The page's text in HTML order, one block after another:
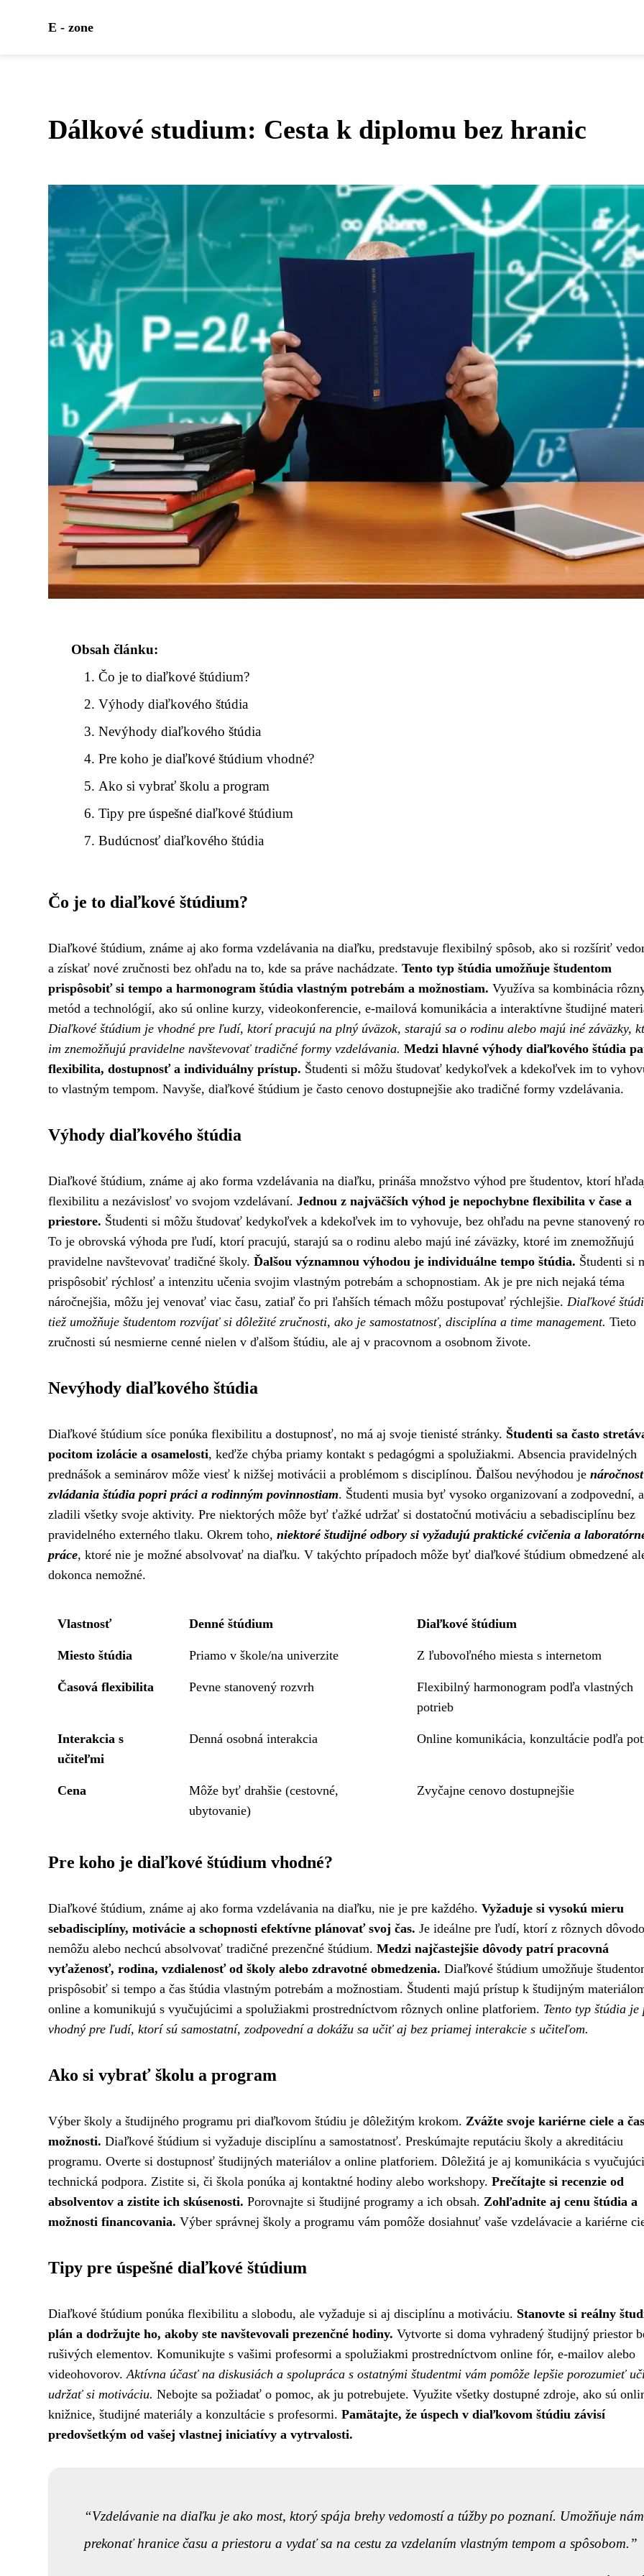
E - zone
Dálkové studium: Cesta k diplomu bez hranic
Obsah článku:
Čo je to diaľkové štúdium?
Výhody diaľkového štúdia
Nevýhody diaľkového štúdia
Pre koho je diaľkové štúdium vhodné?
Ako si vybrať školu a program
Tipy pre úspešné diaľkové štúdium
Budúcnosť diaľkového štúdia
Čo je to diaľkové štúdium?
Diaľkové štúdium, známe aj ako forma vzdelávania na diaľku, predstavuje flexibilný spôsob, ako si rozšíriť
a získať nové zručnosti bez ohľadu na to, kde sa práve nachádzate. Tento typ štúdia umožňuje študentom
prispôsobiť si tempo a harmonogram štúdia vlastným potrebám a možnostiam. Využíva sa kombinácia
metód a technológií, ako sú online kurzy, videokonferencie, e-mailová komunikácia a interaktívne študijné
Diaľkové štúdium je vhodné pre ľudí, ktorí pracujú na plný úväzok, starajú sa o rodinu alebo majú iné záväzky,
im znemožňujú pravidelne navštevovať tradičné formy vzdelávania. Medzi hlavné výhody diaľkového štúdia
flexibilita, dostupnosť a individuálny prístup. Študenti si môžu študovať kedykoľvek a kdekoľvek im to
to vlastným tempom. Navyše, diaľkové štúdium je často cenovo dostupnejšie ako tradičné formy vzdelávania.
Výhody diaľkového štúdia
Diaľkové štúdium, známe aj ako forma vzdelávania na diaľku, prináša množstvo výhod pre študentov, ktorí
flexibilitu a nezávislosť vo svojom vzdelávaní. Jednou z najväčších výhod je nepochybne flexibilita v čase a
priestore. Študenti si môžu študovať kedykoľvek a kdekoľvek im to vyhovuje, bez ohľadu na pevne stanovený
To je obrovská výhoda pre ľudí, ktorí pracujú, starajú sa o rodinu alebo majú iné záväzky, ktoré im znemožňujú
pravidelne navštevovať tradičné školy. Ďalšou významnou výhodou je individuálne tempo štúdia. Študenti si
prispôsobiť rýchlosť a intenzitu učenia svojim vlastným potrebám a schopnostiam. Ak je pre nich nejaká téma
náročnejšia, môžu jej venovať viac času, zatiaľ čo pri ľahších témach môžu postupovať rýchlejšie. Diaľkové
tiež umožňuje študentom rozvíjať si dôležité zručnosti, ako je samostatnosť, disciplína a time management. Tieto
zručnosti sú nesmierne cenné nielen v ďalšom štúdiu, ale aj v pracovnom a osobnom živote.
Nevýhody diaľkového štúdia
Diaľkové štúdium síce ponúka flexibilitu a dostupnosť, no má aj svoje tienisté stránky. Študenti sa často
pocitom izolácie a osamelosti, keďže chýba priamy kontakt s pedagógmi a spolužiakmi. Absencia pravidelných
prednášok a seminárov môže viesť k nižšej motivácii a problémom s disciplínou. Ďalšou nevýhodou je
zvládania štúdia popri práci a rodinným povinnostiam. Študenti musia byť vysoko organizovaní a zodpovední,
zladili všetky svoje aktivity. Pre niektorých môže byť ťažké udržať si dostatočnú motiváciu a sebadisciplínu bez
pravidelného externého tlaku. Okrem toho, niektoré študijné odbory si vyžadujú praktické cvičenia a
práce, ktoré nie je možné absolvovať na diaľku. V takýchto prípadoch môže byť diaľkové štúdium obmedzené
dokonca nemožné.
Vlastnosť Denné štúdium Diaľkové štúdium
Miesto štúdia Priamo v škole/na univerzite Z ľubovoľného miesta s internetom
Časová flexibilita Pevne stanovený rozvrh
Flexibilný harmonogram podľa vlastných
potrieb
Interakcia s
učiteľmi
Denná osobná interakcia Online komunikácia, konzultácie podľa
Cena
Môže byť drahšie (cestovné,
ubytovanie)
Zvyčajne cenovo dostupnejšie
Pre koho je diaľkové štúdium vhodné?
Diaľkové štúdium, známe aj ako forma vzdelávania na diaľku, nie je pre každého. Vyžaduje si vysokú mieru
sebadisciplíny, motivácie a schopnosti efektívne plánovať svoj čas. Je ideálne pre ľudí, ktorí z rôznych
nemôžu alebo nechcú absolvovať tradičné prezenčné štúdium. Medzi najčastejšie dôvody patrí pracovná
vyťaženosť, rodina, vzdialenosť od školy alebo zdravotné obmedzenia. Diaľkové štúdium umožňuje
prispôsobiť si tempo a čas štúdia vlastným potrebám a možnostiam. Študenti majú prístup k študijným
online a komunikujú s vyučujúcimi a spolužiakmi prostredníctvom rôznych online platforiem. Tento typ štúdia je
vhodný pre ľudí, ktorí sú samostatní, zodpovední a dokážu sa učiť aj bez priamej interakcie s učiteľom.
Ako si vybrať školu a program
Výber školy a študijného programu pri diaľkovom štúdiu je dôležitým krokom. Zvážte svoje kariérne ciele a
možnosti. Diaľkové štúdium si vyžaduje disciplínu a samostatnosť. Preskúmajte reputáciu školy a akreditáciu
programu. Overte si dostupnosť študijných materiálov a online platforiem. Dôležitá je aj komunikácia s
technická podpora. Zistite si, či škola ponúka aj kontaktné hodiny alebo workshopy. Prečítajte si recenzie od
absolventov a zistite ich skúsenosti. Porovnajte si študijné programy a ich obsah. Zohľadnite aj cenu štúdia a
možnosti financovania. Výber správnej školy a programu vám pomôže dosiahnuť vaše vzdelávacie a kariérne
Tipy pre úspešné diaľkové štúdium
Diaľkové štúdium ponúka flexibilitu a slobodu, ale vyžaduje si aj disciplínu a motiváciu. Stanovte si reálny
plán a dodržujte ho, akoby ste navštevovali prezenčné hodiny. Vytvorte si doma vyhradený študijný priestor
rušivých elementov. Komunikujte s vašimi profesormi a spolužiakmi prostredníctvom online fór, e-mailov alebo
videohovorov. Aktívna účasť na diskusiách a spolupráca s ostatnými študentmi vám pomôže lepšie porozumieť
udržať si motiváciu. Nebojte sa požiadať o pomoc, ak ju potrebujete. Využite všetky dostupné zdroje, ako sú
knižnice, študijné materiály a konzultácie s profesormi. Pamätajte, že úspech v diaľkovom štúdiu závisí
predovšetkým od vašej vlastnej iniciatívy a vytrvalosti.
Vzdelávanie na diaľku je ako most, ktorý spája brehy vedomostí a túžby po poznaní. Umožňuje nám
prekonať hranice času a priestoru a vydať sa na cestu za vzdelaním vlastným tempom a spôsobom.